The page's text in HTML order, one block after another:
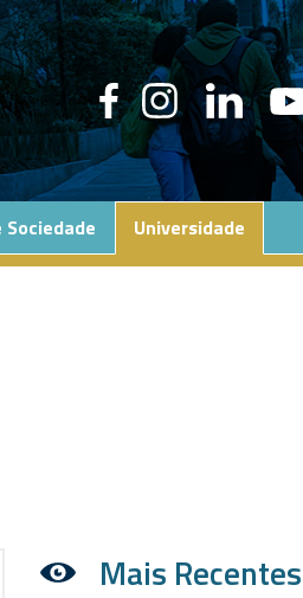
Sociedade Universidade
Mais Recentes